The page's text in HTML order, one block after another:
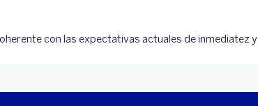
con las expectativas actuales de inmediatez y